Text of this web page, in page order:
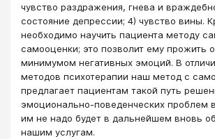
чувство раздражения, гнева и
состояние депрессии; 4) чувство вины.
необходимо научить пациента методу
самооценки; это позволит ему прожить
минимумом негативных эмоций. В
методов психотерапии наш метод с
предлагает пациентам такой путь
эмоционально-поведенческих проблем
им не надо будет в дальнейшем вновь
нашим услугам.